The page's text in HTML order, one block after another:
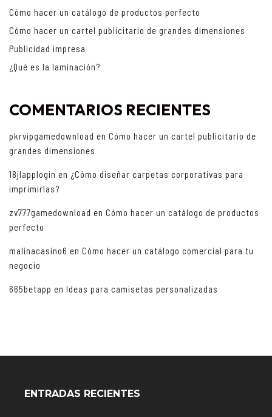
Cómo hacer un catálogo de productos perfecto
Cómo hacer un cartel publicitario de grandes dimensiones
Publicidad impresa
¿Qué es la laminación?
COMENTARIOS RECIENTES
pkrvipgamedownload en Cómo hacer un cartel publicitario de
grandes dimensiones
18jlapplogin en ¿Cómo diseñar carpetas corporativas para
imprimirlas?
zv777gamedownload en Cómo hacer un catálogo de productos
perfecto
malinacasino6 en Cómo hacer un catálogo comercial para tu
negocio
665betapp en Ideas para camisetas personalizadas
ENTRADAS RECIENTES